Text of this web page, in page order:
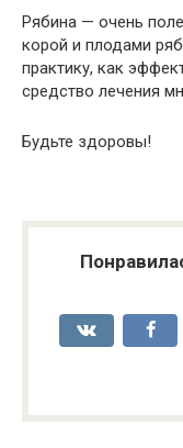
Рябина — очень
корой и плодами
практику, как
средство лечения
Будьте здоровы!